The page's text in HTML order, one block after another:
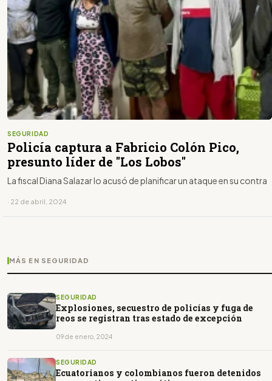
SEGURIDAD
Policía captura a Fabricio Colón Pico,
presunto líder de "Los Lobos"
La fiscal Diana Salazar lo acusó de planificar un ataque en su contra
· 22 de abril, 2024
MÁS EN SEGURIDAD
SEGURIDAD
Explosiones, secuestro de policías y fuga de
reos se registran tras estado de excepción
09 de enero, 2024
SEGURIDAD
Ecuatorianos y colombianos fueron detenidos